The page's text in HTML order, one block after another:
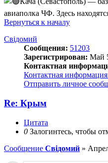
авиаполка ЧФ. Здесь
Вернуться к началу
Свідомий
Сообщения: 51203
Зарегистрирован: Май
Контактная
Контактная
Отправить личное
Re: Крым
Цитата
0 Залогинтесь, чтобы
Сообщение Свідомий »